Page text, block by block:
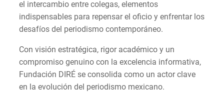
el intercambio entre colegas, elementos
indispensables para repensar el oficio y enfrentar los
desafíos del periodismo contemporáneo.
Con visión estratégica, rigor académico y un
compromiso genuino con la excelencia informativa,
Fundación DIRÉ se consolida como un actor clave
en la evolución del periodismo mexicano.